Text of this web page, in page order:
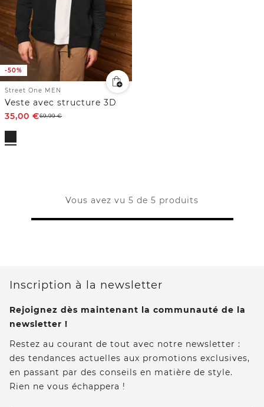
-50%
Street One MEN
Veste avec structure 3D
35,00 €69,99€
Vous avez vu 5 de 5 produits
Inscription à la newsletter
Rejoignez dès maintenant la communauté de la
newsletter !
Restez au courant de tout avec notre newsletter :
des tendances actuelles aux promotions exclusives,
en passant par des conseils en matière de style.
Rien ne vous échappera !